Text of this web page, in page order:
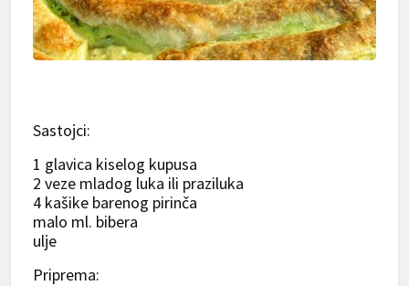
Sastojci:
1 glavica kiselog kupusa
2 veze mladog luka ili praziluka
4 kašike barenog pirinča
malo ml. bibera
ulje
Priprema: